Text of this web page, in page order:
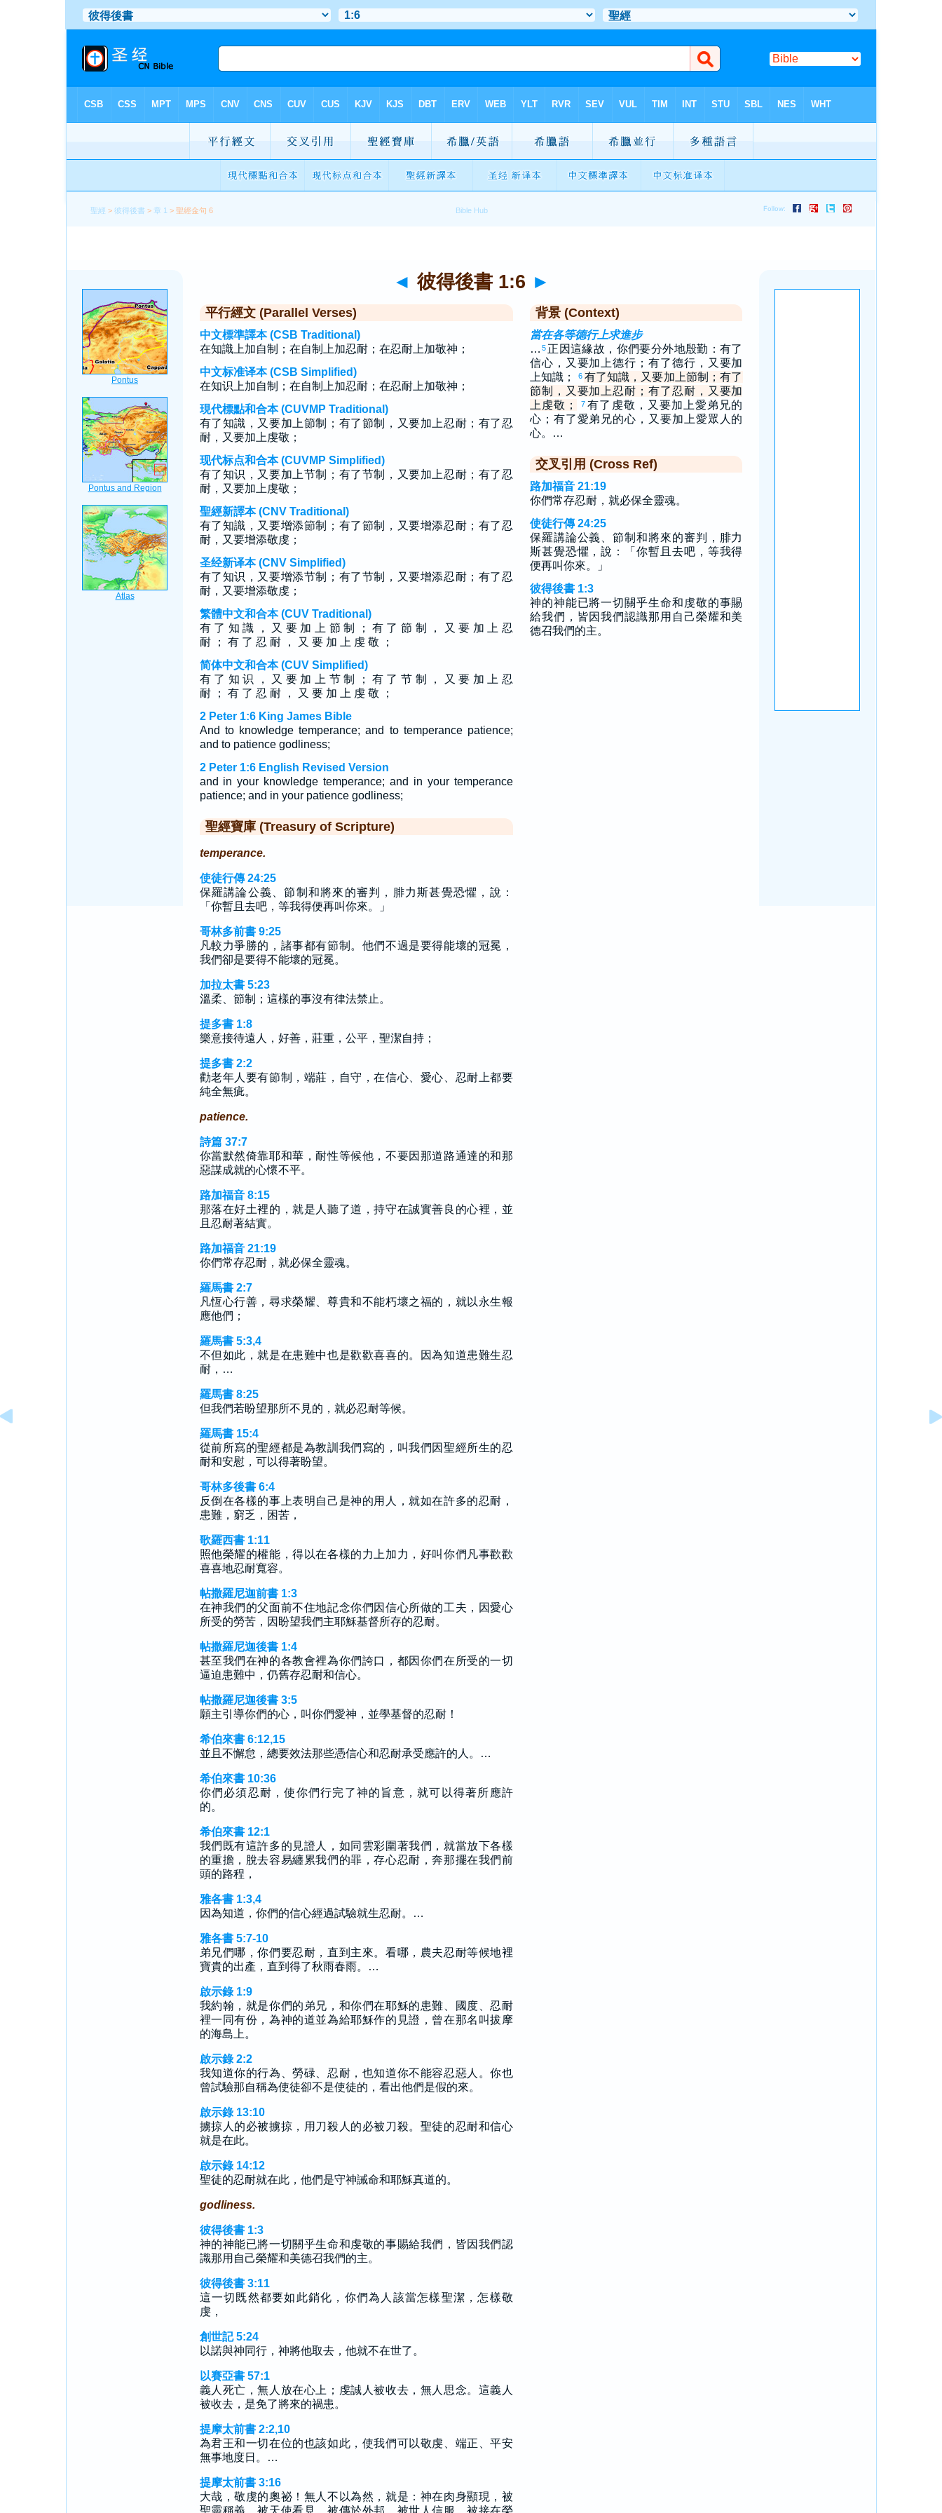
聖經 >彼得後書 > 章 1 > 聖經金句 6
◄ 彼得後書 1:6 ►
平行經文 (Parallel Verses)
中文標準譯本 (CSB Traditional)
在知識上加自制；在自制上加忍耐；在忍耐上加敬神；
中文标准译本 (CSB Simplified)
在知识上加自制；在自制上加忍耐；在忍耐上加敬神；
現代標點和合本 (CUVMP Traditional)
有了知識，又要加上節制；有了節制，又要加上忍耐；有了忍
耐，又要加上虔敬；
现代标点和合本 (CUVMP Simplified)
有了知识，又要加上节制；有了节制，又要加上忍耐；有了忍
耐，又要加上虔敬；
聖經新譯本 (CNV Traditional)
有了知識，又要增添節制；有了節制，又要增添忍耐；有了忍
耐，又要增添敬虔；
圣经新译本 (CNV Simplified)
有了知识，又要增添节制；有了节制，又要增添忍耐；有了忍
耐，又要增添敬虔；
繁體中文和合本 (CUV Traditional)
有 了 知 識 ， 又 要 加 上 節 制 ； 有 了 節 制 ， 又 要 加 上 忍
耐 ； 有 了 忍 耐 ， 又 要 加 上 虔 敬 ；
简体中文和合本 (CUV Simplified)
有 了 知 识 ， 又 要 加 上 节 制 ； 有 了 节 制 ， 又 要 加 上 忍
耐 ； 有 了 忍 耐 ， 又 要 加 上 虔 敬 ；
2 Peter 1:6 King James Bible
And to knowledge temperance; and to temperance patience;
and to patience godliness;
2 Peter 1:6 English Revised Version
and in your knowledge temperance; and in your temperance
patience; and in your patience godliness;
聖經寶庫 (Treasury of Scripture)
temperance.
使徒行傳 24:25
保羅講論公義、節制和將來的審判，腓力斯甚覺恐懼，說：
「你暫且去吧，等我得便再叫你來。」
哥林多前書 9:25
凡較力爭勝的，諸事都有節制。他們不過是要得能壞的冠冕，
我們卻是要得不能壞的冠冕。
加拉太書 5:23
溫柔、節制；這樣的事沒有律法禁止。
提多書 1:8
樂意接待遠人，好善，莊重，公平，聖潔自持；
提多書 2:2
勸老年人要有節制，端莊，自守，在信心、愛心、忍耐上都要
純全無疵。
patience.
詩篇 37:7
你當默然倚靠耶和華，耐性等候他，不要因那道路通達的和那
惡謀成就的心懷不平。
路加福音 8:15
那落在好土裡的，就是人聽了道，持守在誠實善良的心裡，並
且忍耐著結實。
路加福音 21:19
你們常存忍耐，就必保全靈魂。
羅馬書 2:7
凡恆心行善，尋求榮耀、尊貴和不能朽壞之福的，就以永生報
應他們；
羅馬書 5:3,4
不但如此，就是在患難中也是歡歡喜喜的。因為知道患難生忍
耐，…
羅馬書 8:25
但我們若盼望那所不見的，就必忍耐等候。
羅馬書 15:4
從前所寫的聖經都是為教訓我們寫的，叫我們因聖經所生的忍
耐和安慰，可以得著盼望。
哥林多後書 6:4
反倒在各樣的事上表明自己是神的用人，就如在許多的忍耐，
患難，窮乏，困苦，
歌羅西書 1:11
照他榮耀的權能，得以在各樣的力上加力，好叫你們凡事歡歡
喜喜地忍耐寬容。
帖撒羅尼迦前書 1:3
在神我們的父面前不住地記念你們因信心所做的工夫，因愛心
所受的勞苦，因盼望我們主耶穌基督所存的忍耐。
帖撒羅尼迦後書 1:4
甚至我們在神的各教會裡為你們誇口，都因你們在所受的一切
逼迫患難中，仍舊存忍耐和信心。
帖撒羅尼迦後書 3:5
願主引導你們的心，叫你們愛神，並學基督的忍耐！
希伯來書 6:12,15
並且不懈怠，總要效法那些憑信心和忍耐承受應許的人。…
希伯來書 10:36
你們必須忍耐，使你們行完了神的旨意，就可以得著所應許
的。
希伯來書 12:1
我們既有這許多的見證人，如同雲彩圍著我們，就當放下各樣
的重擔，脫去容易纏累我們的罪，存心忍耐，奔那擺在我們前
頭的路程，
雅各書 1:3,4
因為知道，你們的信心經過試驗就生忍耐。…
雅各書 5:7-10
弟兄們哪，你們要忍耐，直到主來。看哪，農夫忍耐等候地裡
寶貴的出產，直到得了秋雨春雨。…
啟示錄 1:9
我約翰，就是你們的弟兄，和你們在耶穌的患難、國度、忍耐
裡一同有份，為神的道並為給耶穌作的見證，曾在那名叫拔摩
的海島上。
啟示錄 2:2
我知道你的行為、勞碌、忍耐，也知道你不能容忍惡人。你也
曾試驗那自稱為使徒卻不是使徒的，看出他們是假的來。
啟示錄 13:10
擄掠人的必被擄掠，用刀殺人的必被刀殺。聖徒的忍耐和信心
就是在此。
啟示錄 14:12
聖徒的忍耐就在此，他們是守神誡命和耶穌真道的。
godliness.
彼得後書 1:3
神的神能已將一切關乎生命和虔敬的事賜給我們，皆因我們認
識那用自己榮耀和美德召我們的主。
彼得後書 3:11
這一切既然都要如此銷化，你們為人該當怎樣聖潔，怎樣敬
虔，
創世記 5:24
以諾與神同行，神將他取去，他就不在世了。
以賽亞書 57:1
義人死亡，無人放在心上；虔誠人被收去，無人思念。這義人
被收去，是免了將來的禍患。
提摩太前書 2:2,10
為君王和一切在位的也該如此，使我們可以敬虔、端正、平安
無事地度日。…
提摩太前書 3:16
大哉，敬虔的奧祕！無人不以為然，就是：神在肉身顯現，被
聖靈稱義，被天使看見，被傳於外邦，被世人信服，被接在榮
背景 (Context)
當在各等德行上求進步
… 5 正因這緣故，你們要分外地殷勤：有了
信心，又要加上德行；有了德行，又要加
上知識；
6 有了知識，又要加上節制；有了
節制，又要加上忍耐；有了忍耐，又要加
上虔敬；
7 有了虔敬，又要加上愛弟兄的
心；有了愛弟兄的心，又要加上愛眾人的
心。…
交叉引用 (Cross Ref)
路加福音 21:19
你們常存忍耐，就必保全靈魂。
使徒行傳 24:25
保羅講論公義、節制和將來的審判，腓力
斯甚覺恐懼，說：「你暫且去吧，等我得
便再叫你來。」
彼得後書 1:3
神的神能已將一切關乎生命和虔敬的事賜
給我們，皆因我們認識那用自己榮耀和美
德召我們的主。